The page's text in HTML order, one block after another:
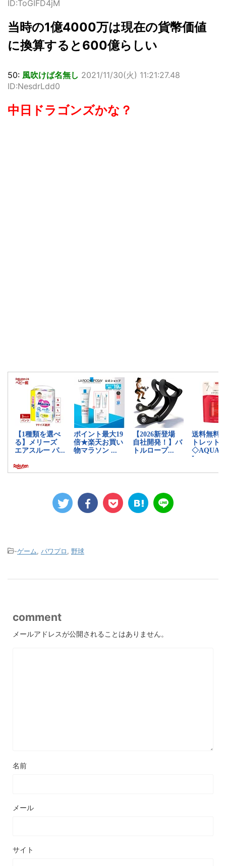
ID:ToGIFD4jM
当時の1億4000万は現在の貨幣価値
に換算すると600億らしい
50: 風吹けば名無し 2021/11/30(火) 11:21:27.48
ID:NesdrLdd0
中日ドラゴンズかな？
-ゲーム, パワプロ, 野球
comment
メールアドレスが公開されることはありません。
名前
メール
サイト